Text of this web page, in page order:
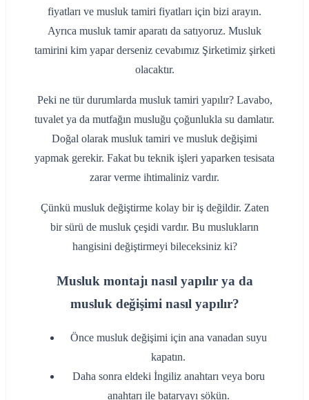
fiyatları ve musluk tamiri fiyatları için bizi arayın.
Ayrıca musluk tamir aparatı da satıyoruz. Musluk
tamirini kim yapar derseniz cevabımız Şirketimiz şirketi
olacaktır.
Peki ne tür durumlarda musluk tamiri yapılır? Lavabo,
tuvalet ya da mutfağın musluğu çoğunlukla su damlatır.
Doğal olarak musluk tamiri ve musluk değişimi
yapmak gerekir. Fakat bu teknik işleri yaparken tesisata
zarar verme ihtimaliniz vardır.
Çünkü musluk değiştirme kolay bir iş değildir. Zaten
bir sürü de musluk çeşidi vardır. Bu muslukların
hangisini değiştirmeyi bileceksiniz ki?
Musluk montajı nasıl yapılır ya da
musluk değişimi nasıl yapılır?
‌Önce musluk değişimi için ana vanadan suyu
kapatın.
‌Daha sonra eldeki İngiliz anahtarı veya boru
anahtarı ile bataryayı sökün.